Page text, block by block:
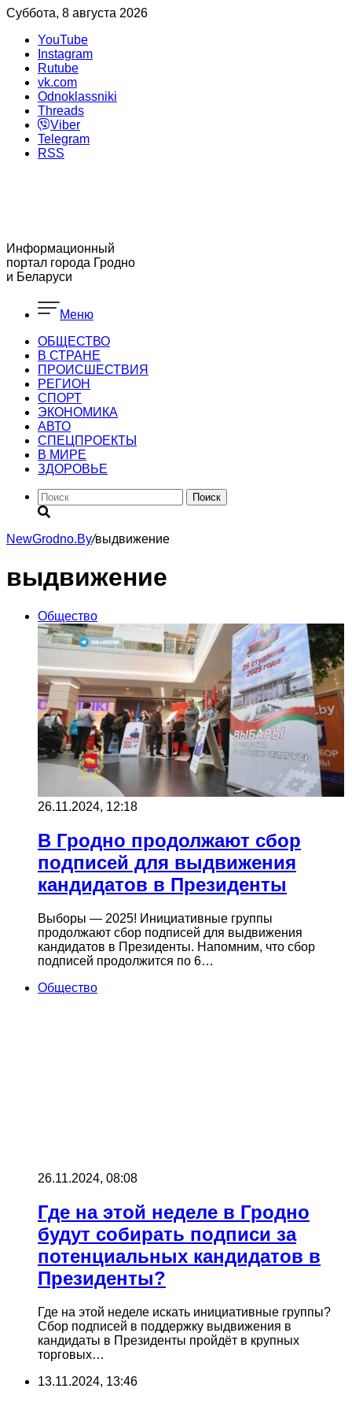
Суббота, 8 августа 2026
YouTube
Instagram
Rutube
vk.com
Odnoklassniki
Threads
Viber
Telegram
RSS
Информационный
портал города Гродно
и Беларуси
Меню
ОБЩЕСТВО
В СТРАНЕ
ПРОИСШЕСТВИЯ
РЕГИОН
CПОРТ
ЭКОНОМИКА
АВТО
СПЕЦПРОЕКТЫ
В МИРЕ
ЗДОРОВЬЕ
Поиск
NewGrodno.By/выдвижение
выдвижение
Общество
26.11.2024, 12:18
В Гродно продолжают сбор
подписей для выдвижения
кандидатов в Президенты
Выборы — 2025! Инициативные группы
продолжают сбор подписей для выдвижения
кандидатов в Президенты. Напомним, что сбор
подписей продолжится по 6…
Общество
26.11.2024, 08:08
Где на этой неделе в Гродно
будут собирать подписи за
потенциальных кандидатов в
Президенты?
Где на этой неделе искать инициативные группы?
Сбор подписей в поддержку выдвижения в
кандидаты в Президенты пройдёт в крупных
торговых…
13.11.2024, 13:46